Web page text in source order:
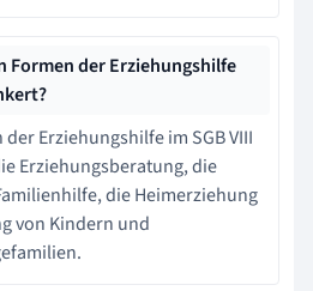
Formen der Erziehungshilfe
Erziehungshilfe im SGB VIII
Erziehungsberatung, die
die Heimerziehung
von Kindern und